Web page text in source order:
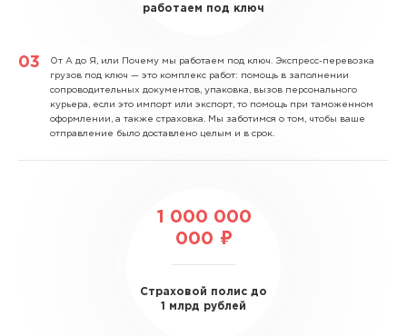
работаем под ключ
От А до Я, или Почему мы работаем под ключ. Экспресс-перевозка
грузов под ключ — это комплекс работ: помощь в заполнении
сопроводительных документов, упаковка, вызов персонального
курьера, если это импорт или экспорт, то помощь при таможенном
оформлении, а также страховка. Мы заботимся о том, чтобы ваше
отправление было доставлено целым и в срок.
1 000 000
000 ₽
Страховой полис до
1 млрд рублей